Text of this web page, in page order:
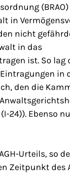
in
nicht
in das
ist. So lag
in
den die
(I-24)). Ebenso
Urteils, so
Zeitpunkt des